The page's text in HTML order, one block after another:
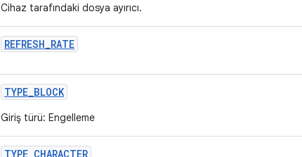
Cihaz tarafındaki dosya ayırıcı.
REFRESH_RATE
TYPE_BLOCK
Giriş türü: Engelleme
TYPE_CHARACTER